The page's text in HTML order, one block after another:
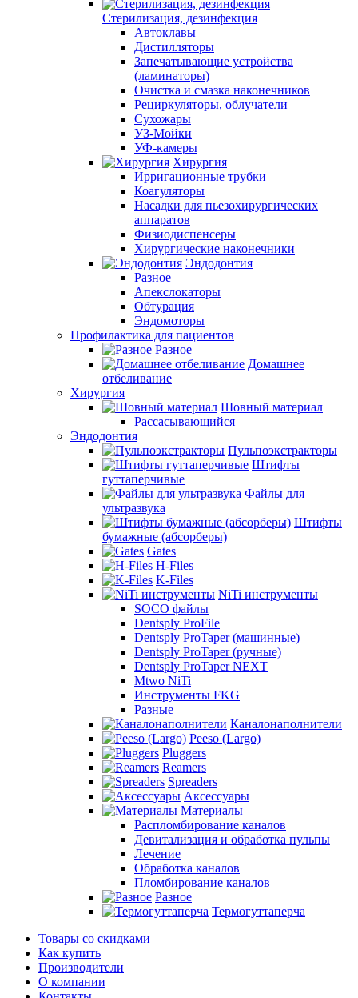
Стерилизация, дезинфекция
Автоклавы
Дистилляторы
Запечатывающие устройства
(ламинаторы)
Очистка и смазка наконечников
Рециркуляторы, облучатели
Сухожары
УЗ-Мойки
УФ-камеры
Хирургия
Ирригационные трубки
Коагуляторы
Насадки для пьезохирургических
аппаратов
Физиодиспенсеры
Хирургические наконечники
Эндодонтия
Разное
Апекслокаторы
Обтурация
Эндомоторы
Профилактика для пациентов
Разное
Домашнее
отбеливание
Хирургия
Шовный материал
Рассасывающийся
Эндодонтия
Пульпоэкстракторы
Штифты
гуттаперчивые
Файлы для
ультразвука
Штифты
бумажные (абсорберы)
Gates
H-Files
K-Files
NiTi инструменты
SOCO файлы
Dentsply ProFile
Dentsply ProTaper (машинные)
Dentsply ProTaper (ручные)
Dentsply ProTaper NEXT
Mtwo NiTi
Инструменты FKG
Разные
Каналонаполнители
Peeso (Largo)
Pluggers
Reamers
Spreaders
Аксессуары
Материалы
Распломбирование каналов
Девитализация и обработка пульпы
Лечение
Обработка каналов
Пломбирование каналов
Разное
Термогуттаперча
Товары со скидками
Как купить
Производители
О компании